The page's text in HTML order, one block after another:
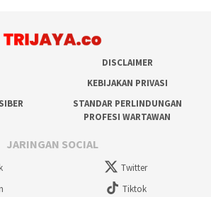
DISCLAIMER
KEBIJAKAN PRIVASI
STANDAR PERLINDUNGAN
PROFESI WARTAWAN
JARINGAN SOCIAL
Twitter
Tiktok